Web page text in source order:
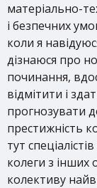
матеріально-
і безпечних
коли я
дізнаюся про
починання,
відмітити і
прогнозувати
престижність
тут
колеги з інших
колективу